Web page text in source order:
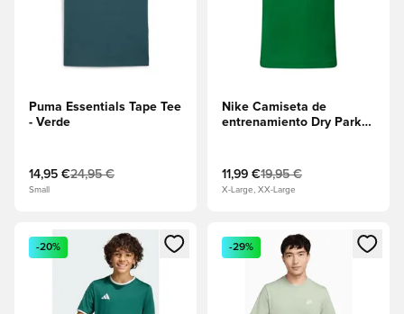
Puma Essentials Tape Tee
- Verde
14,95 €24,95 €
Small
Nike Camiseta de
entrenamiento Dry Park
11,99 €19,95 €
X-Large, XX-Large
Abre un modal para iniciar sesión o registrarse como
-20%
Abre un modal para iniciar
-29%